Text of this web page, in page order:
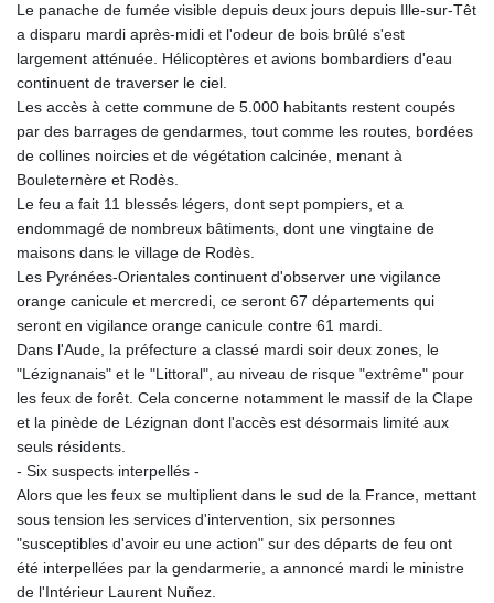
Le panache de fumée visible depuis deux jours depuis Ille-sur-Têt
a disparu mardi après-midi et l'odeur de bois brûlé s'est
largement atténuée. Hélicoptères et avions bombardiers d'eau
continuent de traverser le ciel.
Les accès à cette commune de 5.000 habitants restent coupés
par des barrages de gendarmes, tout comme les routes, bordées
de collines noircies et de végétation calcinée, menant à
Bouleternère et Rodès.
Le feu a fait 11 blessés légers, dont sept pompiers, et a
endommagé de nombreux bâtiments, dont une vingtaine de
maisons dans le village de Rodès.
Les Pyrénées-Orientales continuent d'observer une vigilance
orange canicule et mercredi, ce seront 67 départements qui
seront en vigilance orange canicule contre 61 mardi.
Dans l'Aude, la préfecture a classé mardi soir deux zones, le
"Lézignanais" et le "Littoral", au niveau de risque "extrême" pour
les feux de forêt. Cela concerne notamment le massif de la Clape
et la pinède de Lézignan dont l'accès est désormais limité aux
seuls résidents.
- Six suspects interpellés -
Alors que les feux se multiplient dans le sud de la France, mettant
sous tension les services d'intervention, six personnes
"susceptibles d'avoir eu une action" sur des départs de feu ont
été interpellées par la gendarmerie, a annoncé mardi le ministre
de l'Intérieur Laurent Nuñez.